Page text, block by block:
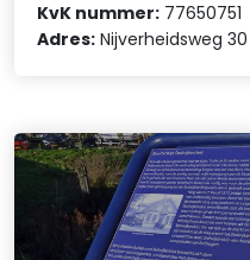
KvK nummer: 77650751
Adres: Nijverheidsweg 30